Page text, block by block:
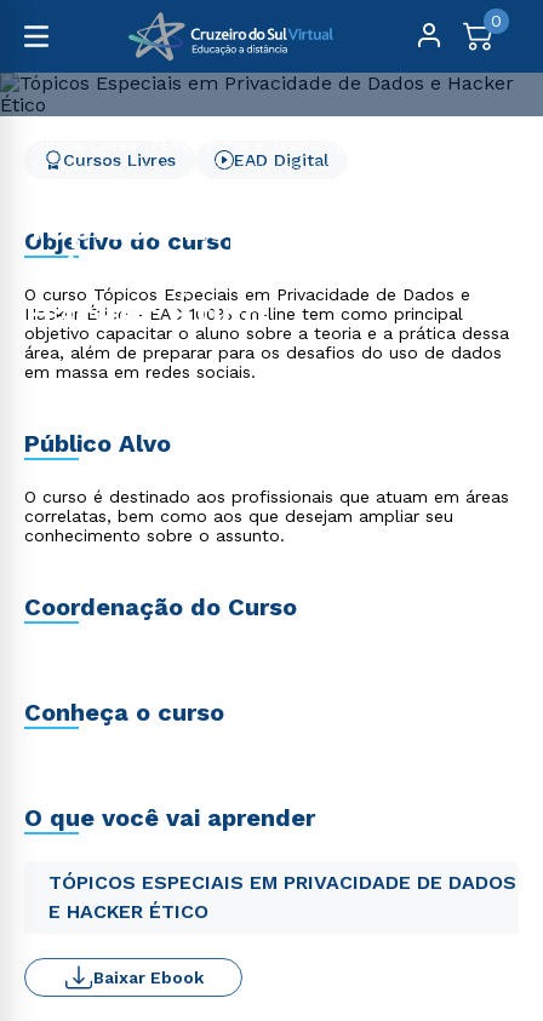
0
Tópicos Especiais em Privacidade de Dados e Hacker
Tópicos Especiais em
Privacidade de Dados e
Hacker Ético
Cursos Livres EAD Digital
Objetivo do curso
O curso Tópicos Especiais em Privacidade de Dados e
Hacker Ético - EAD 100% on-line tem como principal
objetivo capacitar o aluno sobre a teoria e a prática dessa
área, além de preparar para os desafios do uso de dados
em massa em redes sociais.
Público Alvo
O curso é destinado aos profissionais que atuam em áreas
correlatas, bem como aos que desejam ampliar seu
conhecimento sobre o assunto.
Coordenação do Curso
Conheça o curso
O que você vai aprender
TÓPICOS ESPECIAIS EM PRIVACIDADE DE DADOS
E HACKER ÉTICO
Baixar Ebook